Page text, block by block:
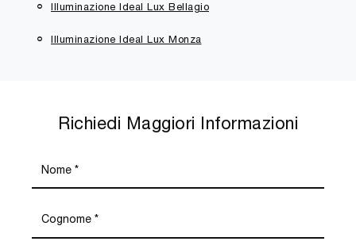
Illuminazione Ideal Lux Bellagio
Illuminazione Ideal Lux Monza
Richiedi Maggiori Informazioni